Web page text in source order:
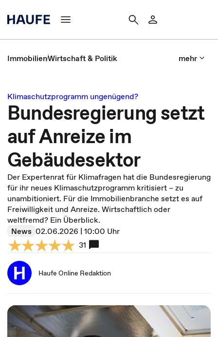
ImmobilienWirtschaft & Politik mehr
Klimaschutzprogramm ungenügend?
Bundesregierung setzt
auf Anreize im
Gebäudesektor
Der Expertenrat für Klimafragen hat die Bundesregierung
für ihr neues Klimaschutzprogramm kritisiert – zu
unambitioniert. Für die Immobilienbranche setzt es auf
Freiwilligkeit und Anreize. Wirtschaftlich oder
weltfremd? Ein Überblick.
News 02.06.2026 | 10:00 Uhr
31
Haufe Online Redaktion